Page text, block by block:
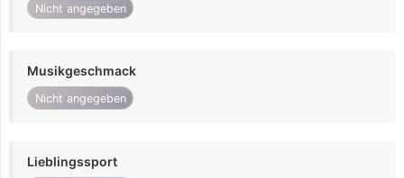
Nicht angegeben
Musikgeschmack
Nicht angegeben
Lieblingssport